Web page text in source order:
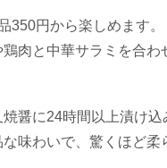
350円から楽しめます。​
肉と中華サラミを合わ
醤に24時間以上漬け
味わいで、驚くほど柔